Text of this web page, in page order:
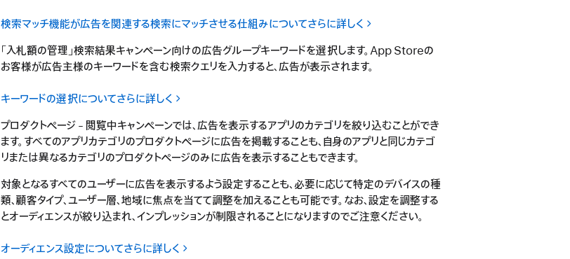
検索マッチ機能が広告を関連する検索にマッチさせる仕組みについてさらに詳しく
「入札額の管理」検索結果キャンペーン向けの広告グループキーワードを選択します。App Storeの
お客様が広告主様のキーワードを含む検索クエリを入力すると、広告が表示されます。
キーワードの選択についてさらに詳しく
プロダクトページ - 閲覧中キャンペーンでは、広告を表示するアプリのカテゴリを絞り込むことができ
ます。すべてのアプリカテゴリのプロダクトページに広告を掲載することも、自身のアプリと同じカテゴ
リまたは異なるカテゴリのプロダクトページのみに広告を表示することもできます。
対象となるすべてのユーザーに広告を表示するよう設定することも、必要に応じて特定のデバイスの種
類、顧客タイプ、ユーザー層、地域に焦点を当てて調整を加えることも可能です。なお、設定を調整する
とオーディエンスが絞り込まれ、インプレッションが制限されることになりますのでご注意ください。
オーディエンス設定についてさらに詳しく